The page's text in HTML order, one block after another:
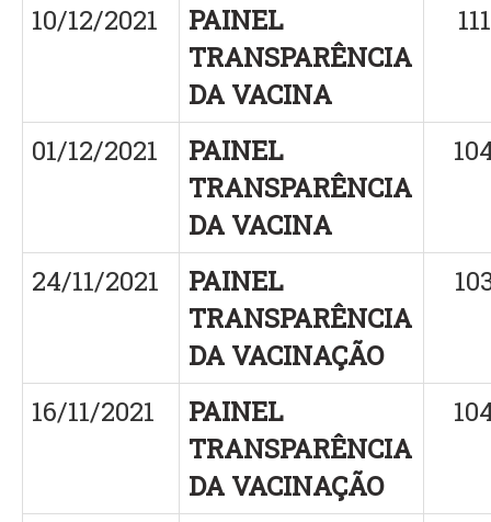
10/12/2021
PAINEL
TRANSPARÊNCIA
DA VACINA
01/12/2021
PAINEL
TRANSPARÊNCIA
DA VACINA
24/11/2021
PAINEL
TRANSPARÊNCIA
DA VACINAÇÃO
16/11/2021
PAINEL
TRANSPARÊNCIA
DA VACINAÇÃO